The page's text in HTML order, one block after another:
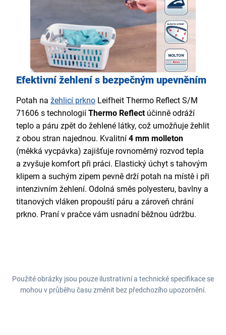
Efektivní žehlení s bezpečným upevněním
Potah na žehlicí prkno Leifheit Thermo Reflect S/M
71606 s technologií Thermo Reflectúčinně odráží
teplo a páru zpět do žehlené látky, což umožňuje žehlit
z obou stran najednou. Kvalitní 4 mm molleton
(měkká vycpávka) zajišťuje rovnoměrný rozvod tepla
a zvyšuje komfort při práci. Elastický úchyt s tahovým
klipem a suchým zipem pevně drží potah na místě i při
intenzivním žehlení. Odolná směs polyesteru, bavlny a
titanových vláken propouští páru a zároveň chrání
prkno. Praní v pračce vám usnadní běžnou údržbu.
Použité obrázky jsou pouze ilustrativní a technické specifikace se
mohou v průběhu času změnit bez předchozího upozornění.